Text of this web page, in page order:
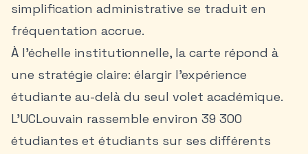
simplification administrative se traduit en
fréquentation accrue.
À l’échelle institutionnelle, la carte répond à
une stratégie claire: élargir l’expérience
étudiante au-delà du seul volet académique.
L’UCLouvain rassemble environ 39 300
étudiantes et étudiants sur ses différents